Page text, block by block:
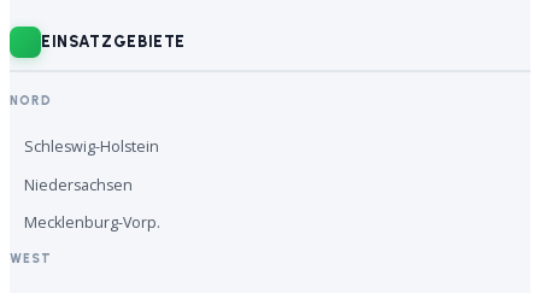
EINSATZGEBIETE
NORD
Schleswig-Holstein
Niedersachsen
Mecklenburg-Vorp.
WEST